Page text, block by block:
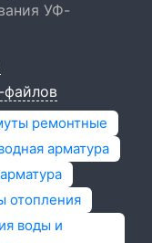
УФ-
файлов
ремонтные
арматура
отопления
воды и